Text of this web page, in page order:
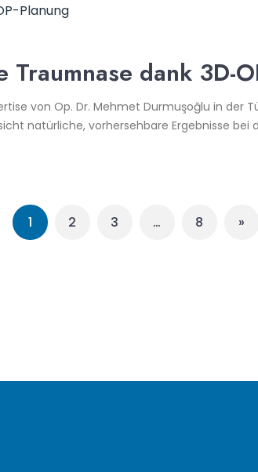
dank 3D-
von Op. Dr. Mehmet Durmuşoğlu in der
natürliche, vorhersehbare Ergebnisse bei
1 2 3 … 8 »